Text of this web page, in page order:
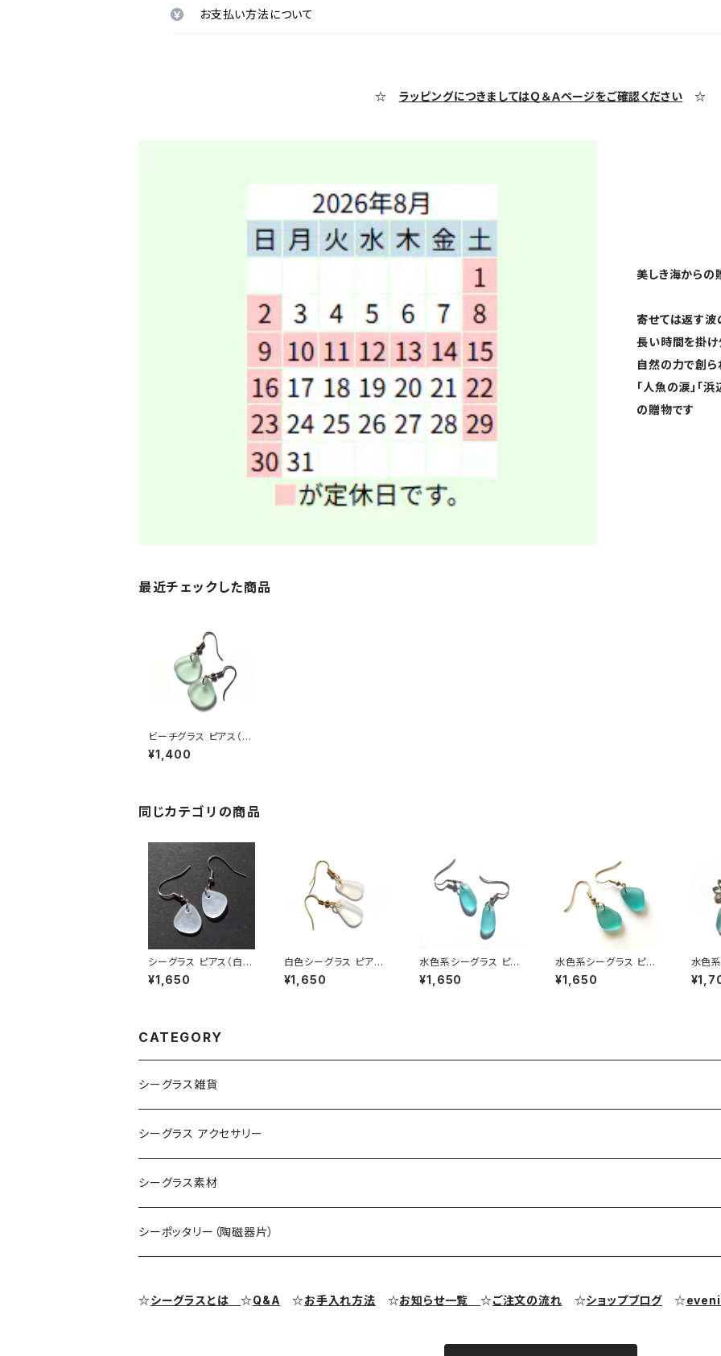
お支払い方法について
☆ ラッピングにつきましてはＱ＆Ａページをご確認ください ☆
美しき海からの
寄せては返す
長い時間を掛け
自然の力で創ら
「人魚の涙」「
の贈物です
最近チェックした商品
ビーチグラス ピアス（ア
ップルグリーン）BP-30
¥1,400
同じカテゴリの商品
シーグラス ピアス（白色
系） BP-38
¥1,650
白色シーグラス ピアス
BP-26
¥1,650
水色系シーグラス ピア
ス BP-39
¥1,650
水色系シーグラス ピア
ス MP-2
¥1,650
水色
チグ
CATEGORY
シーグラス雑貨
コレクション用シーグラス
シーグラス オブジェ・置物
シーグラス アクセサリー
シーグラス ネックレス
シーグラス ペンダントヘッド（トップ）
シーグラス素材
アクセサリー用シーグラス
シーポッタリー（陶磁器片）
☆シーグラスとは☆Q&A ☆お手入れ方法 ☆お知らせ一覧☆ご注文の流れ ☆ショップブログ ☆